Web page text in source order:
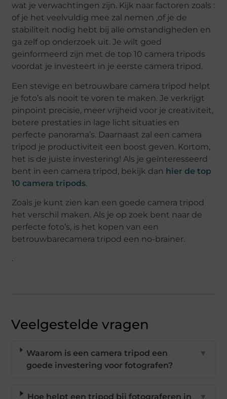
wat je verwachtingen zijn. Kijk naar factoren zoals :
of je het veelvuldig mee zal nemen ,of je de
stabiliteit nodig hebt bij alle omstandigheden en
ga zelf op onderzoek uit. Je wilt goed
geïnformeerd zijn met de top 10 camera tripods
voordat je investeert in je eerste camera tripod.
Een stevige en betrouwbare camera tripod helpt
je foto’s als nooit te voren te maken. Je verkrijgt
pinpoint precisie, meer vrijheid voor je creativiteit,
betere prestaties in lage licht situaties en
perfecte panorama’s. Daarnaast zal een camera
tripod je productiviteit een boost geven. Kortom,
het is de juiste investering! Als je geïnteresseerd
bent in een camera tripod, bekijk dan hier de top
10 camera tripods.
Zoals je kunt zien kan een goede camera tripod
het verschil maken. Als je op zoek bent naar de
perfecte foto’s, is het kopen van een
betrouwbarecamera tripod een no-brainer.
.
Veelgestelde vragen
Waarom is een camera tripod een
goede investering voor fotografen?
▼
Hoe helpt een tripod bij fotograferen in ▼